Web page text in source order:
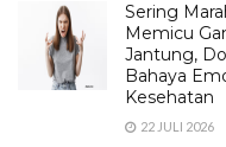
Sering
Memicu
Jantung,
Bahaya
Kesehatan
22 JULI 2026